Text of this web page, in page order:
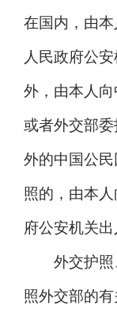
在国内，由
人民政府公
外，由本人
或者外交部
外的中国公
照的，由本
府公安机关出
外交护照
照外交部的有